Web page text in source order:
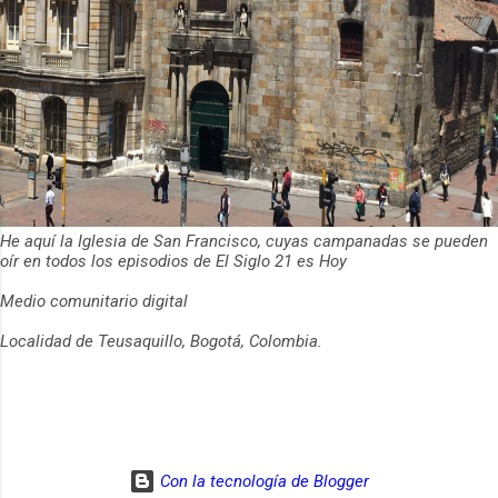
He aquí la Iglesia de San Francisco, cuyas campanadas se pueden
oír en todos los episodios de El Siglo 21 es Hoy
Medio comunitario digital
Localidad de Teusaquillo, Bogotá, Colombia.
Con la tecnología de Blogger